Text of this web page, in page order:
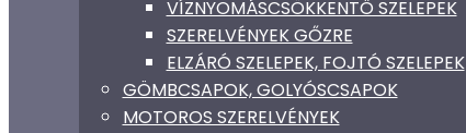
VÍZNYOMÁSCSÖKKENTŐ SZELEPEK
SZERELVÉNYEK GŐZRE
ELZÁRÓ SZELEPEK, FOJTÓ SZELEPEK
GÖMBCSAPOK, GOLYÓSCSAPOK
MOTOROS SZERELVÉNYEK